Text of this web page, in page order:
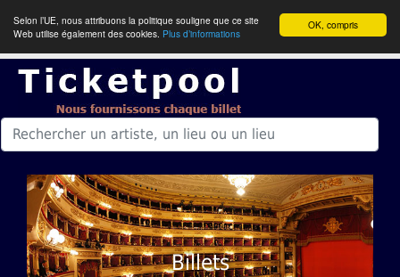
OK, compris
Selon l’UE, nous attribuons la politique souligne que ce site
Web utilise également des cookies. Plus d’informations
Billets